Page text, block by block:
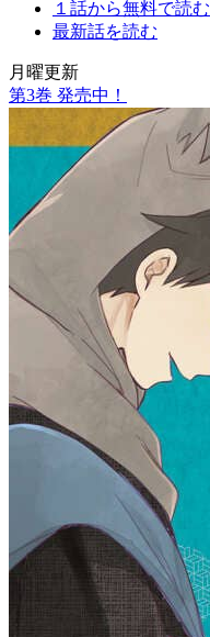
１話から無料で読む
最新話を読む
月曜更新
第3巻 発売中！